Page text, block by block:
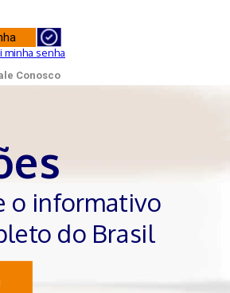
minha senha
Conosco
o informativo
do Brasil